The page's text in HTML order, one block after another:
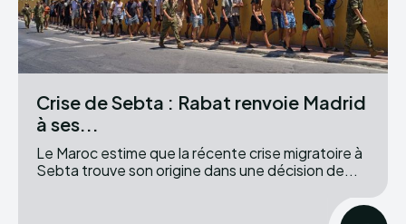
Crise de Sebta : Rabat renvoie Madrid
à ses...
Le Maroc estime que la récente crise migratoire à
Sebta trouve son origine dans une décision de...